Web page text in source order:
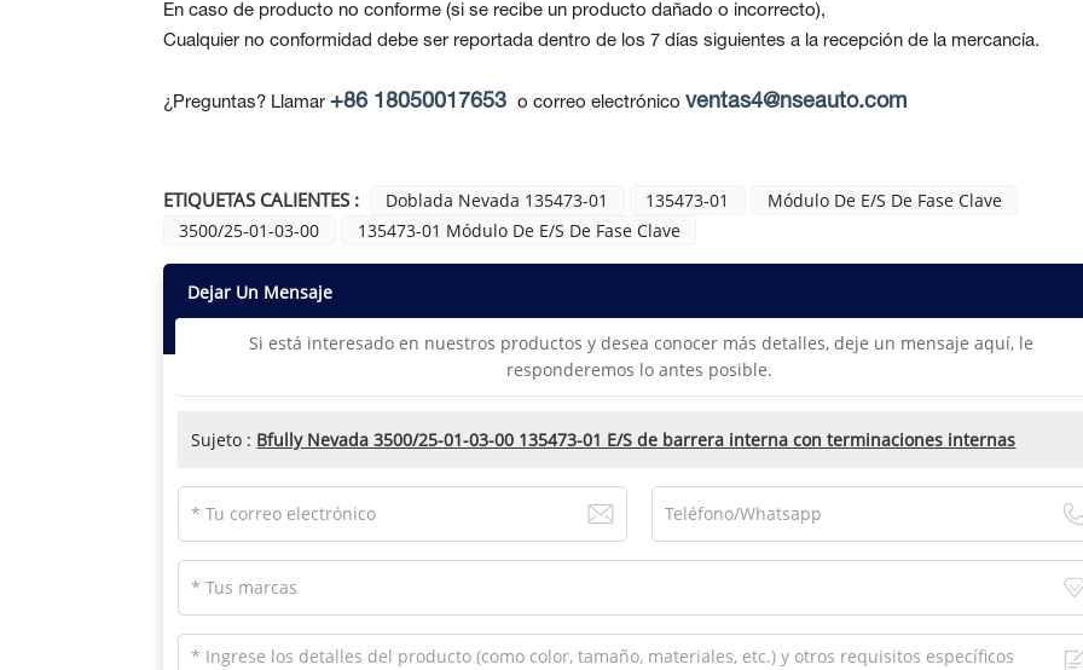
En caso de producto no conforme (si se recibe un producto dañado o incorrecto),
Cualquier no conformidad debe ser reportada dentro de los 7 días siguientes a la recepción de la mercancía.
¿Preguntas? Llamar +86 18050017653 o correo electrónico ventas4@nseauto.com
ETIQUETAS CALIENTES : Doblada Nevada 135473-01 135473-01
Módulo De E/S De Fase Clave
3500/25-01-03-00
135473-01 Módulo De E/S De Fase Clave
Dejar Un Mensaje
Si está interesado en nuestros productos y desea conocer más detalles, deje un mensaje aquí, le
responderemos lo antes posible.
Sujeto : Bfully Nevada 3500/25-01-03-00 135473-01 E/S de barrera interna con terminaciones internas